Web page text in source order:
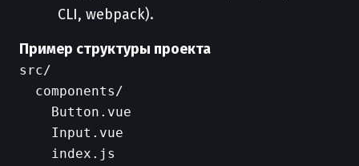
CLI, webpack).
Пример структуры проекта
src/
  components/
    Button.vue
    Input.vue
    index.js